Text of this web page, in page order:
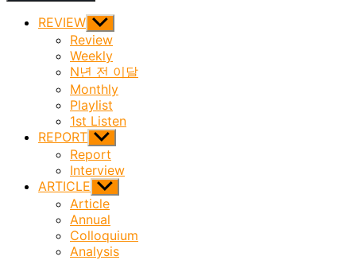
REVIEW Show
sub
menu
Review
Weekly
N년 전 이달
Monthly
Playlist
1st Listen
REPORT Show
sub
menu
Report
Interview
ARTICLE Show
sub
menu
Article
Annual
Colloquium
Analysis